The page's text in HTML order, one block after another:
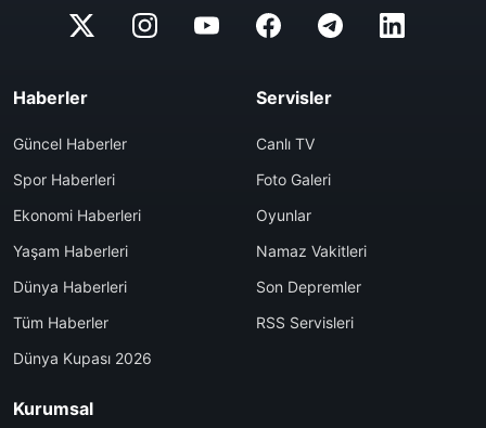
Haberler
Güncel Haberler
Spor Haberleri
Ekonomi Haberleri
Yaşam Haberleri
Dünya Haberleri
Tüm Haberler
Dünya Kupası 2026
Servisler
Canlı TV
Foto Galeri
Oyunlar
Namaz Vakitleri
Son Depremler
RSS Servisleri
Kurumsal